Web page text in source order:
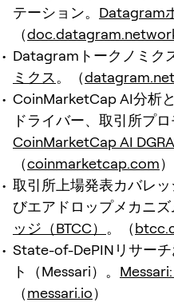
テーション。 Datagram
（
Datagramトークノミク
ミクス 。（
CoinMarketCap AI分析
ドライバー、取引所プロ
CoinMarketCap AI
（coinmarketcap.com）
取引所上場発表カバレ
びエアドロップメカニズ
ッジ（BTCC） 。（
State-of-DePINリサー
ト（Messari）。
（messari.io）